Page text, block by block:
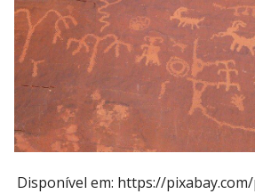
Disponível em: https://